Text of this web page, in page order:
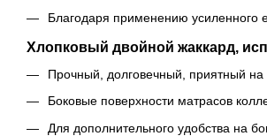
Благодаря применению усиленного
Хлопковый двойной жаккард,
Прочный, долговечный, приятный
Боковые поверхности матрасов
Для дополнительного удобства на